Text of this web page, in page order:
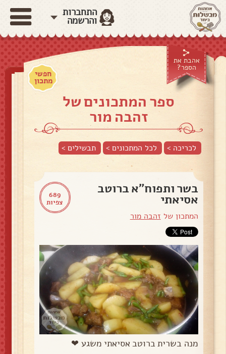
התחברות
והרשמה
אהבת את
הספר?
חפשי
מתכון
ספר המתכונים של
זהבה מור
לכריכה > לכל המתכונים > תבשילים>
689
צפיות
בשר ותפוח"א ברוטב
אסיאתי
המתכון של זהבה מור
מנה בשרית ברוטב אסיאתי משגע ❤